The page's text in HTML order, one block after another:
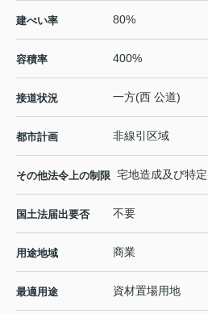
建ぺい率 80%
容積率 400%
接道状況 一方(西 公道)
都市計画 非線引区域
その他法令上の制限 宅地造成及び特
国土法届出要否 不要
用途地域 商業
最適用途 資材置場用地